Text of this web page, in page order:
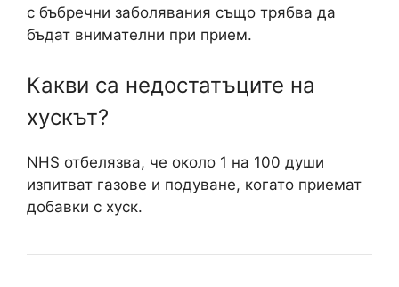
с бъбречни заболявания също трябва да
бъдат внимателни при прием.
Какви са недостатъците на
хускът?
NHS отбелязва, че около 1 на 100 души
изпитват газове и подуване, когато приемат
добавки с хуск.